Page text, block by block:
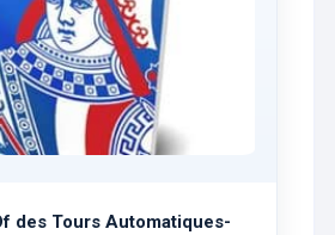
des Tours Automatiques-